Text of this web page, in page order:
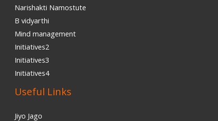
Narishakti Namostute
B vidyarthi
Mind management
Initiatives2
Initiatives3
Initiatives4
Useful Links
Jiyo Jago